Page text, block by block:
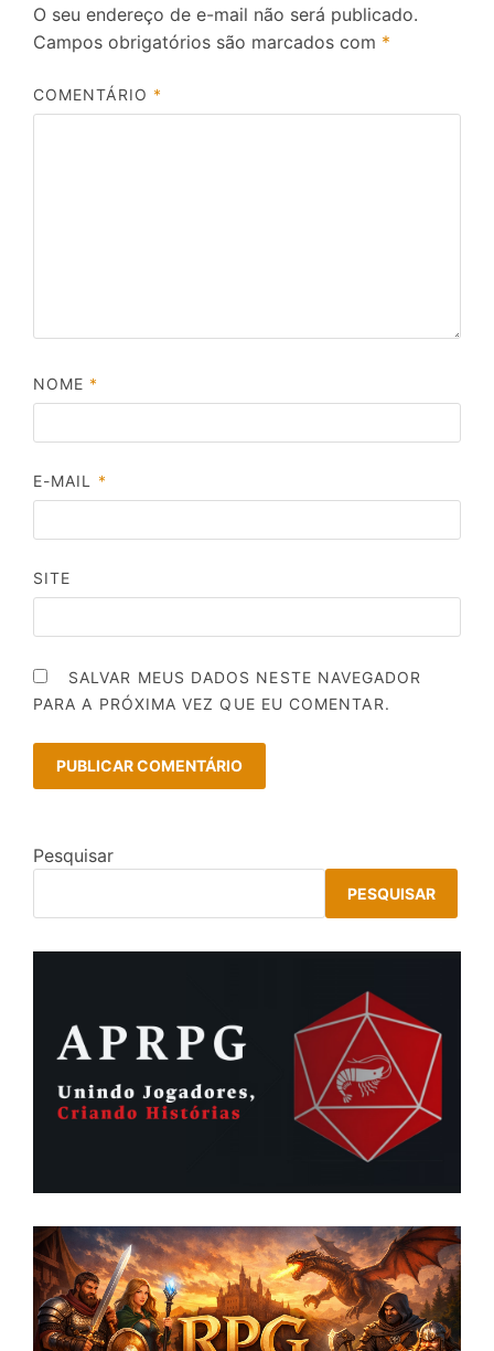
O seu endereço de e-mail não será publicado.
Campos obrigatórios são marcados com *
COMENTÁRIO *
NOME *
E-MAIL *
SITE
SALVAR MEUS DADOS NESTE NAVEGADOR
PARA A PRÓXIMA VEZ QUE EU COMENTAR.
Pesquisar
PESQUISAR